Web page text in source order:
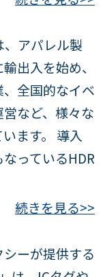
、アパレル製
出入を始め、
全国的なイベ
など、様々な
ます。 導入
っているHDR
続きを見る>>
ーが提供する